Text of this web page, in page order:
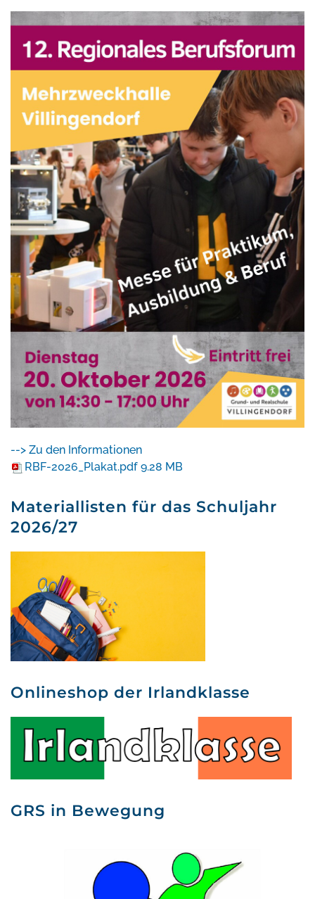
--> Zu den Informationen
RBF-2026_Plakat.pdf 9.28 MB
Materiallisten für das Schuljahr
2026/27
Onlineshop der Irlandklasse
GRS in Bewegung